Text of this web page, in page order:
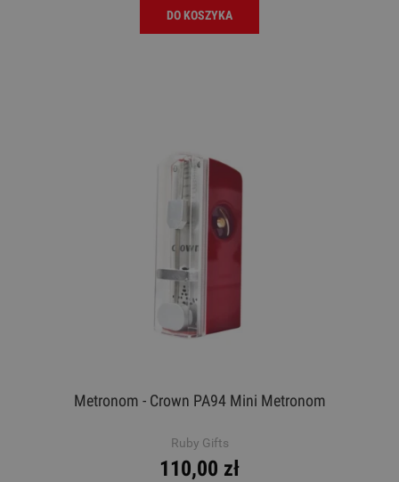
DO KOSZYKA
Metronom - Crown PA94 Mini Metronom
Ruby Gifts
110,00 zł